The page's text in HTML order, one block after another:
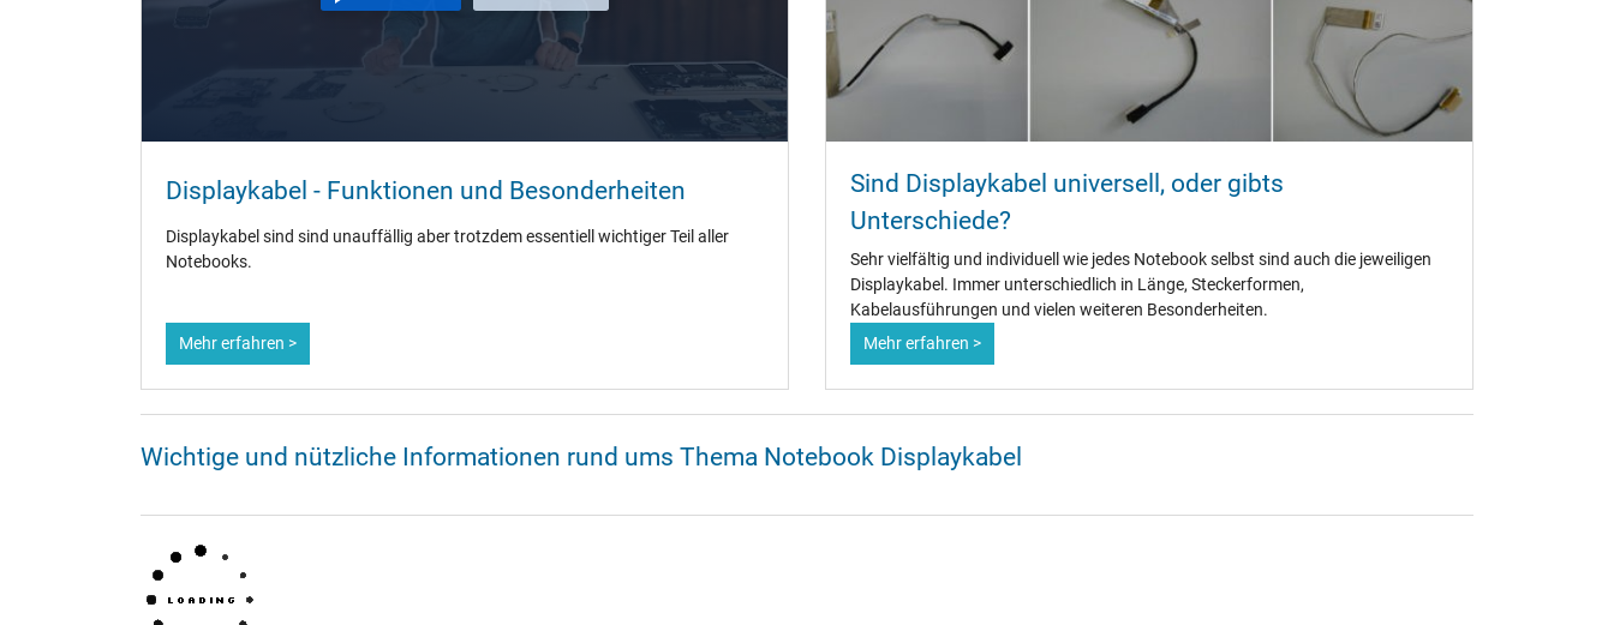
Displaykabel - Funktionen und Besonderheiten
Displaykabel sind sind unauffällig aber trotzdem essentiell wichtiger Teil aller
Notebooks.
Mehr erfahren >
Sind Displaykabel universell, oder gibts
Unterschiede?
Sehr vielfältig und individuell wie jedes Notebook selbst sind auch die jeweiligen
Displaykabel. Immer unterschiedlich in Länge, Steckerformen,
Kabelausführungen und vielen weiteren Besonderheiten.
Mehr erfahren >
Wichtige und nützliche Informationen rund ums Thema Notebook Displaykabel